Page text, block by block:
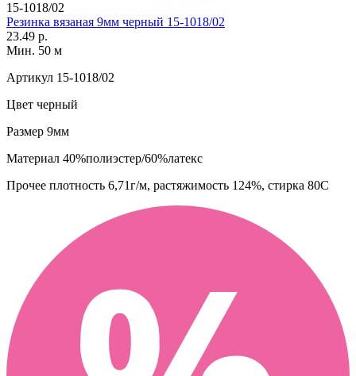
15-1018/02
Резинка вязаная 9мм черный 15-1018/02
23.49 р.
Мин. 50 м
Артикул 15-1018/02
Цвет черный
Размер 9мм
Материал 40%полиэстер/60%латекс
Прочее плотность 6,71г/м, растяжимость 124%, стирка 80С